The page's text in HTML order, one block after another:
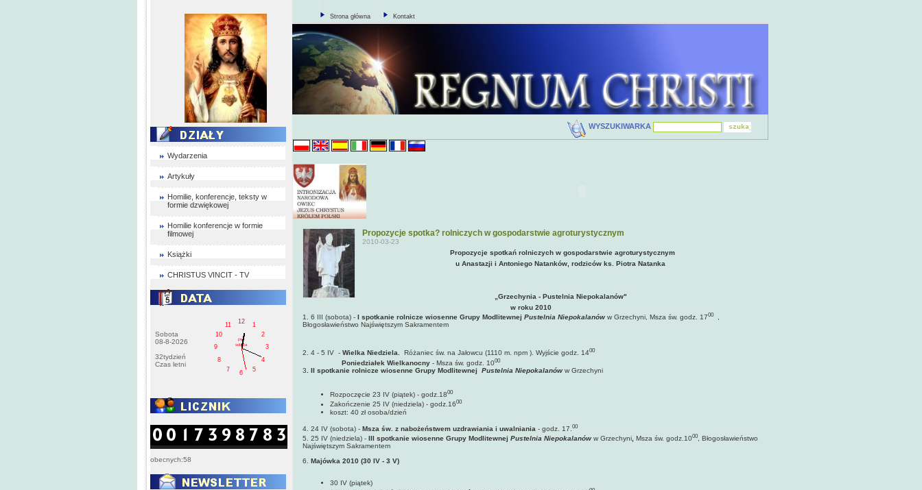
Wydarzenia
Artykuły
Homilie, konferencje, teksty w
formie dzwiękowej
Homilie konferencje w formie
filmowej
Książki
CHRISTUS VINCIT - TV
Sobota
08-8-2026
32tydzień
Czas letni
1
2
3
4
5
6
7
8
9
10
11
12
PM
sobota
obecnych:58
Strona główna Kontakt
WYSZUKIWARKA
Propozycje spotka? rolniczych w gospodarstwie agroturystycznym
2010-03-23
Propozycje spotkań rolniczych w gospodarstwie agroturystycznym
u Anastazji i Antoniego Natanków, rodziców ks. Piotra Natanka
„Grzechynia - Pustelnia Niepokalanów"
w roku 2010
1. 6 III (sobota) - I spotkanie rolnicze wiosenne Grupy Modlitewnej Pustelnia Niepokalanów w Grzechyni, Msza św. godz. 1700 ,
Błogosławieństwo Najświętszym Sakramentem
2. 4 - 5 IV - Wielka Niedziela. Różaniec św. na Jałowcu (1110 m. npm ). Wyjście godz. 1400
Poniedziałek Wielkanocny - Msza św. godz. 1000
3 . II spotkanie rolnicze wiosenne Grupy Modlitewnej Pustelnia Niepokalanów w Grzechyni
Rozpoczęcie 23 IV (piątek) - godz.1800
Zakończenie 25 IV (niedziela) - godz.1600
koszt: 40 zł osoba/dzień
4. 24 IV (sobota) - Msza św. z nabożeństwem uzdrawiania i uwalniania - godz. 17. 00
5. 25 IV (niedziela) - III spotkanie wiosenne Grupy Modlitewnej Pustelnia Niepokalanów w Grzechyni, Msza św. godz.1000, Błogosławieństwo
Najświętszym Sakramentem
6. Majówka 2010 (30 IV - 3 V)
30 IV (piątek)